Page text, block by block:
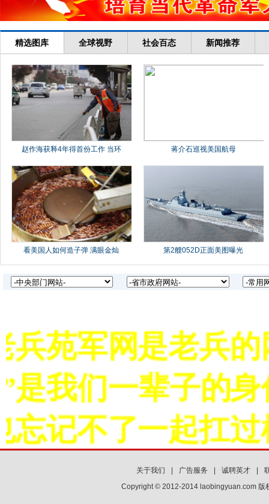
苑军网是老兵的
我们一辈子的身
记不了一起扛过
关于我们 广告服务 诚聘英才
Copyright © 2012-2014 laobingyuan.com 版